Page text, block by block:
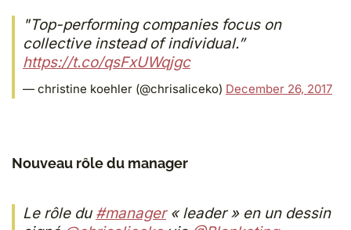
"Top-performing companies focus on
collective instead of individual.”
https://t.co/qsFxUWqjgc
— christine koehler (@chrisaliceko) December 26, 2017
Nouveau rôle du manager
Le rôle du #manager« leader » en un dessin